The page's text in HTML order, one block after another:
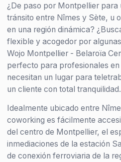
¿De paso por Montpellier para
tránsito entre Nîmes y Sète, u
en una región dinámica?
flexible y acogedor por
Wojo Montpellier - Belaroïa
perfecto para profesionales
necesitan un lugar para
un cliente con total tranquilidad.
Idealmente ubicado entre
coworking es fácilmente
del centro de Montpellier, el
inmediaciones de la estación
de conexión ferroviaria de la